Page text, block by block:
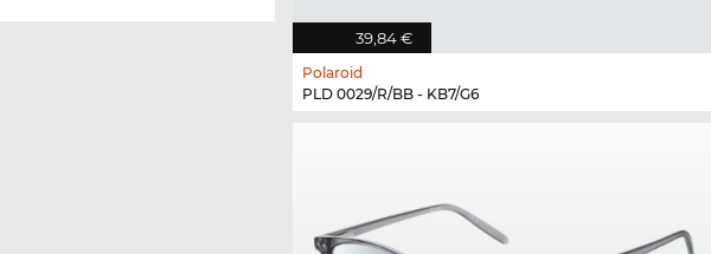
39,84 €
Polaroid
PLD 0029/R/BB - KB7/G6